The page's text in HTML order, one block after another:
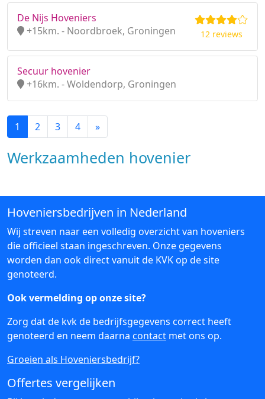
De Nijs Hoveniers
+15km. - Noordbroek, Groningen
12 reviews
Secuur hovenier
+16km. - Woldendorp, Groningen
1 2 3 4 »
Werkzaamheden hovenier
Hoveniersbedrijven in Nederland
Wij streven naar een volledig overzicht van hoveniers
die officieel staan ingeschreven. Onze gegevens
worden dan ook direct vanuit de KVK op de site
genoteerd.
Ook vermelding op onze site?
Zorg dat de kvk de bedrijfsgegevens correct heeft
genoteerd en neem daarna contact met ons op.
Groeien als Hoveniersbedrijf?
Offertes vergelijken